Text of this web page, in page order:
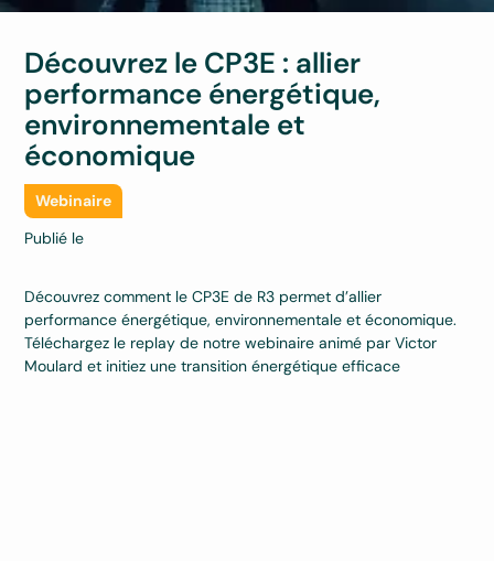
Découvrez le CP3E : allier
performance énergétique,
environnementale et
économique
Webinaire
Publié le
Découvrez comment le CP3E de R3 permet d’allier
performance énergétique, environnementale et économique.
Téléchargez le replay de notre webinaire animé par Victor
Moulard et initiez une transition énergétique efficace